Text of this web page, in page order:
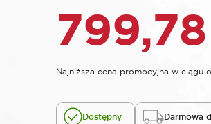
Najniższa cena promocyjna w ciągu
Dostępny Darmowa